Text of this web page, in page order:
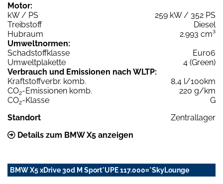
Motor:
kW / PS
259 kW / 352 PS
Treibstoff
Diesel
Hubraum
2.993 cm³
Umweltnormen:
Schadstoffklasse
Euro6
Umweltplakette
4 (Green)
Verbrauch und Emissionen nach WLTP:
Kraftstoffverbr. komb.
8,4 l/100km
CO2-Emissionen komb.
220 g/km
CO2-Klasse
G
Standort
Zentrallager
Details zum BMW X5 anzeigen
BMW X5 xDrive 30d M Sport*UPE 117.000¤*SkyLounge